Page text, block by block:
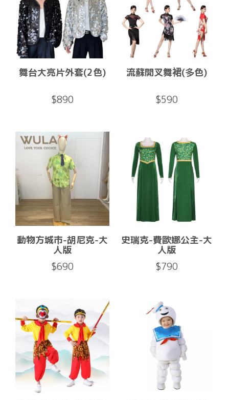
舞台大亮片外套(2色)
$890
流蘇開叉舞裙(多色)
$590
動物方城市-胡尼克-大
人版
$690
史瑞克-費歐娜公主-大
人版
$790